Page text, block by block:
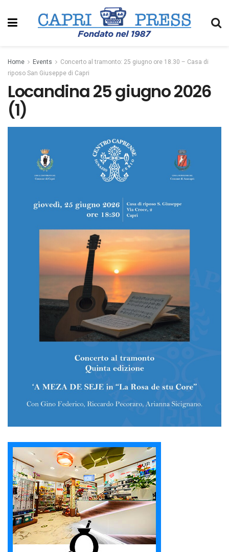
Home Events
Concerto al tramonto: 25 giugno ore 18.30 – Casa di
riposo San Giuseppe di Capri
Locandina 25 giugno 2026
(1)